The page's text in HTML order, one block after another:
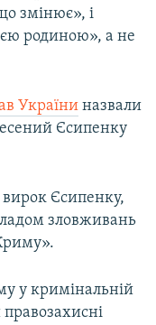
змінює», і
родиною», а не
України назвали
Єсипенку
Єсипенку,
зловживань
у кримінальній